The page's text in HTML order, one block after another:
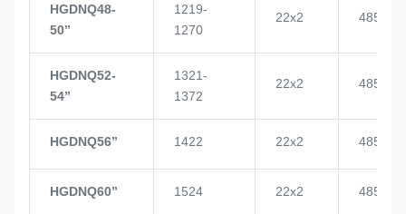
HGDNQ48-
50’’
1219-
1270
22x2 4855
HGDNQ52-
54’’
1321-
1372
22x2 4855
HGDNQ56’’ 1422 22x2 4855
HGDNQ60’’ 1524 22x2 4855